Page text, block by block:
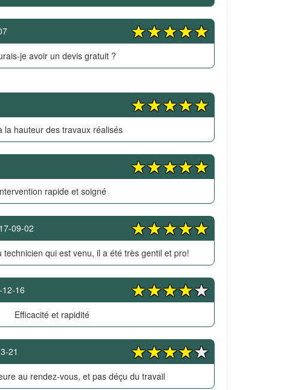
je avoir un devis gratuit ?
la hauteur des travaux réalisés
rapide et soigné
09-02
technicien qui est venu, il a été très gentil et pro!
16
Efficacité et rapidité
21
au rendez-vous, et pas déçu du travail